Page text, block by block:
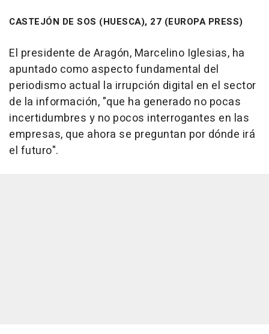
CASTEJÓN DE SOS (HUESCA), 27 (EUROPA PRESS)
El presidente de Aragón, Marcelino Iglesias, ha
apuntado como aspecto fundamental del
periodismo actual la irrupción digital en el sector
de la información, "que ha generado no pocas
incertidumbres y no pocos interrogantes en las
empresas, que ahora se preguntan por dónde irá
el futuro".